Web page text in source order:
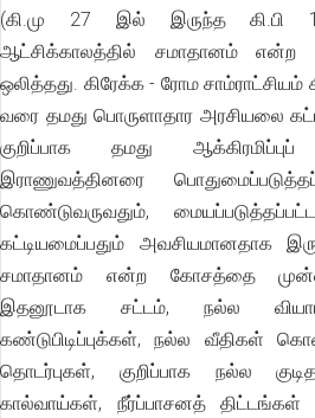
(கி.மு 27 இல் இருந்த கி.பி
ஆட்சிக்காலத்தில் சமாதானம் என்ற
ஒலித்தது. கிரேக்க - ரோம
வரை தமது பொருளாதார அரசியலை
குறிப்பாக தமது
இராணுவத்தினரை
கொண்டுவருவதும்,
கட்டியமைப்பதும் அவசியமானதாக
சமாதானம் என்ற கோசத்தை
இதனூடாக சட்டம், நல்ல
கண்டுபிடிப்புக்கள், நல்ல வீதிகள்
தொடர்புகள், குறிப்பாக நல்ல
கால்வாய்கள், நீர்ப்பாசனத்